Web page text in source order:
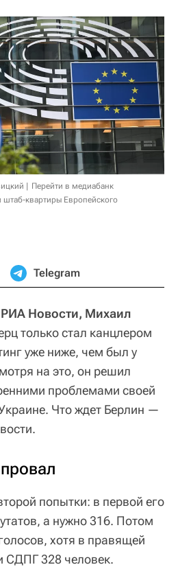
Перейти в медиабанк
квартиры Европейского
Telegram
Новости, Михаил
только стал канцлером
уже ниже, чем был у
на это, он решил
проблемами своей
Что ждет Берлин —
попытки: в первой его
а нужно 316. Потом
хотя в правящей
328 человек.